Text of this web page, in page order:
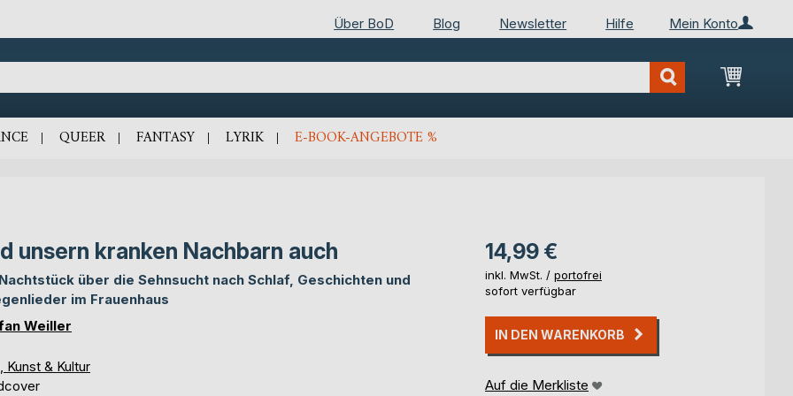
Mein Konto
Über BoD Blog Newsletter Hilfe
Mein
QUEER FANTASY LYRIK E-BOOK-ANGEBOTE %
unsern kranken Nachbarn auch
über die Sehnsucht nach Schlaf, Geschichten und
im Frauenhaus
Weiller
Kunst & Kultur
14,99 €
inkl. MwSt. / portofrei
sofort verfügbar
IN DEN WARENKORB
Auf die Merkliste